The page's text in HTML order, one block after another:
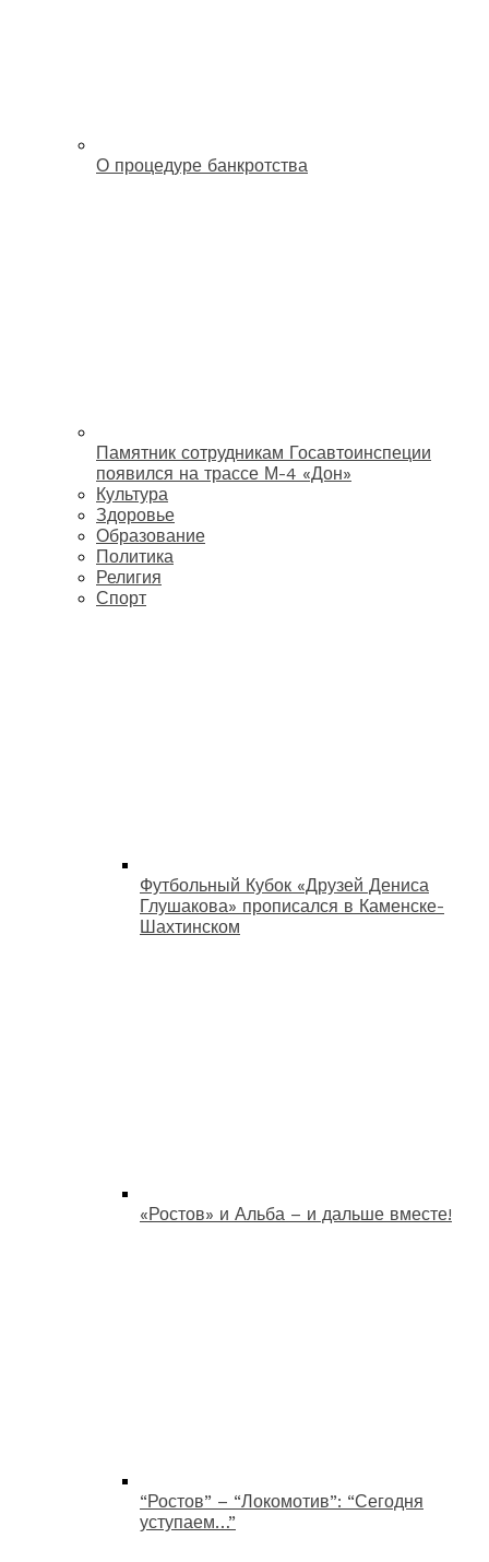
О процедуре банкротства
Памятник сотрудникам Госавтоинспеции
появился на трассе М-4 «Дон»
Культура
Здоровье
Образование
Политика
Религия
Спорт
Футбольный Кубок «Друзей Дениса
Глушакова» прописался в Каменске-
Шахтинском
«Ростов» и Альба – и дальше вместе!
“Ростов” – “Локомотив”: “Сегодня
уступаем…”